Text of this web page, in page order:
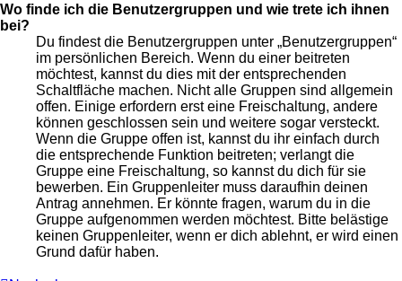
Wo finde ich die Benutzergruppen und wie trete ich ihnen
bei?
Du findest die Benutzergruppen unter „Benutzergruppen“
im persönlichen Bereich. Wenn du einer beitreten
möchtest, kannst du dies mit der entsprechenden
Schaltfläche machen. Nicht alle Gruppen sind allgemein
offen. Einige erfordern erst eine Freischaltung, andere
können geschlossen sein und weitere sogar versteckt.
Wenn die Gruppe offen ist, kannst du ihr einfach durch
die entsprechende Funktion beitreten; verlangt die
Gruppe eine Freischaltung, so kannst du dich für sie
bewerben. Ein Gruppenleiter muss daraufhin deinen
Antrag annehmen. Er könnte fragen, warum du in die
Gruppe aufgenommen werden möchtest. Bitte belästige
keinen Gruppenleiter, wenn er dich ablehnt, er wird einen
Grund dafür haben.